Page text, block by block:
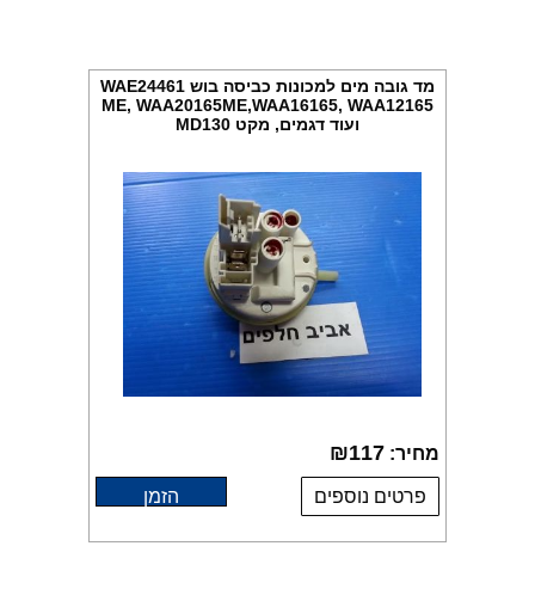
מד גובה מים למכונות כביסה בוש WAE24461
ME, WAA20165ME,WAA16165, WAA12165
ועוד דגמים, מקט MD130
מחיר: ₪117
פרטים נוספים הזמן